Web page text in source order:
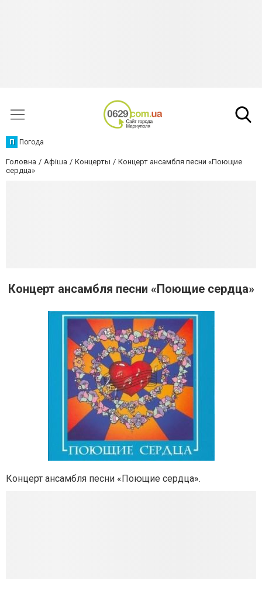
П Погода
Головна Афіша Концерты
Концерт ансамбля песни «Поющие
сердца»
Концерт ансамбля песни «Поющие сердца»
Концерт ансамбля песни «Поющие сердца».